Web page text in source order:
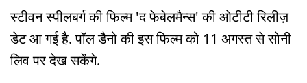
स्टीवन स्पीलबर्ग की फिल्म 'द फेबेलमैन्स' की ओटीटी रिलीज़
डेट आ गई है. पॉल डैनो की इस फिल्म को 11 अगस्त से सोनी
लिव पर देख सकेंगे.